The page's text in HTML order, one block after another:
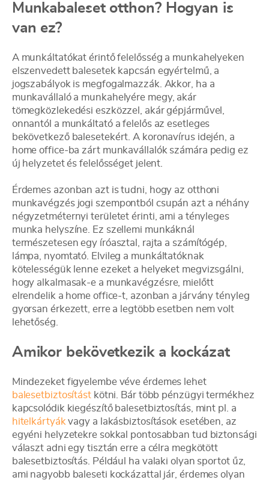
Munkabaleset otthon? Hogyan is
van ez?
A munkáltatókat érintő felelősség a munkahelyeken
elszenvedett balesetek kapcsán egyértelmű, a
jogszabályok is megfogalmazzák. Akkor, ha a
munkavállaló a munkahelyére megy, akár
tömegközlekedési eszközzel, akár gépjárművel,
onnantól a munkáltató a felelős az esetleges
bekövetkező balesetekért. A koronavírus idején, a
home office-ba zárt munkavállalók számára pedig ez
új helyzetet és felelősséget jelent.
Érdemes azonban azt is tudni, hogy az otthoni
munkavégzés jogi szempontból csupán azt a néhány
négyzetméternyi területet érinti, ami a tényleges
munka helyszíne. Ez szellemi munkáknál
természetesen egy íróasztal, rajta a számítógép,
lámpa, nyomtató. Elvileg a munkáltatóknak
kötelességük lenne ezeket a helyeket megvizsgálni,
hogy alkalmasak-e a munkavégzésre, mielőtt
elrendelik a home office-t, azonban a járvány tényleg
gyorsan érkezett, erre a legtöbb esetben nem volt
lehetőség.
Amikor bekövetkezik a kockázat
Mindezeket figyelembe véve érdemes lehet
balesetbiztosítástkötni. Bár több pénzügyi termékhez
kapcsolódik kiegészítő balesetbiztosítás, mint pl. a
hitelkártyák vagy a lakásbiztosítások esetében, az
egyéni helyzetekre sokkal pontosabban tud biztonsági
választ adni egy tisztán erre a célra megkötött
balesetbiztosítás. Például ha valaki olyan sportot űz,
ami nagyobb baleseti kockázattal jár, érdemes olyan